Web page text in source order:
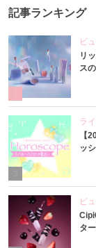
記事ランキング
ビ
リ
ス
ラ
【
ッ
ビ
タ